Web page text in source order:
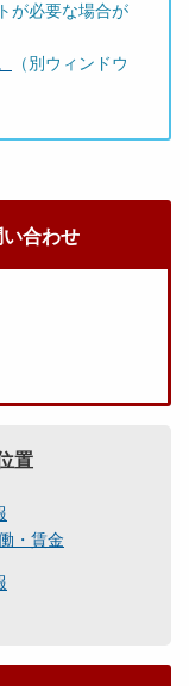
が必要な場合が
（別ウィンドウ
合わせ
置
・賃金